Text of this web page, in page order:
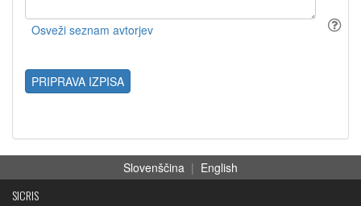
PRIPRAVA IZPISA
Slovenščina | English
SICRIS